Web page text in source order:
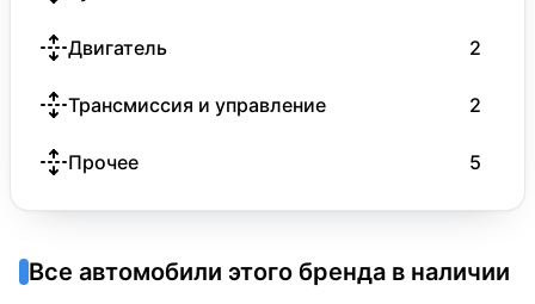
Двигатель 2
Трансмиссия и управление 2
Прочее 5
Все автомобили этого бренда в наличии